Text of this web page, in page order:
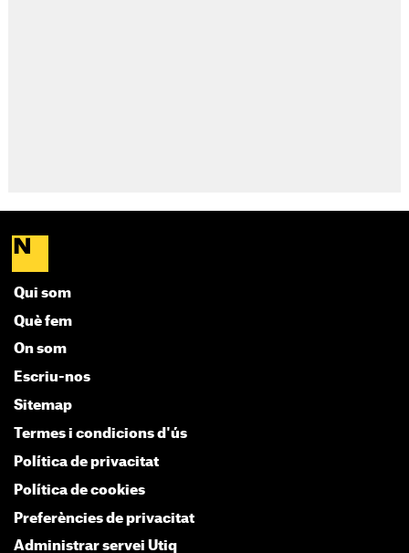
Qui som
Què fem
On som
Escriu-nos
Sitemap
Termes i condicions d'ús
Política de privacitat
Política de cookies
Preferències de privacitat
Administrar servei Utiq